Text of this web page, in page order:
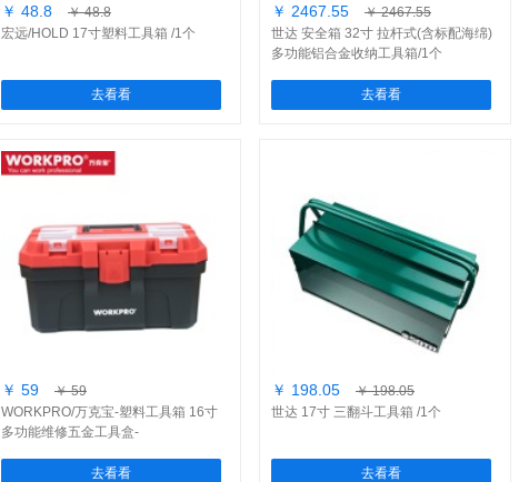
￥ 48.8
￥ 48.8
宏远/HOLD 17寸塑料工具箱 /1个
去看看
￥ 2467.55
￥ 2467.55
世达 安全箱 32寸 拉杆式(含标配海绵)
多功能铝合金收纳工具箱/1个
去看看
￥ 59
￥ 59
WORKPRO/万克宝-塑料工具箱 16寸
多功能维修五金工具盒-
去看看
￥ 198.05
￥ 198.05
世达 17寸 三翻斗工具箱 /1个
去看看